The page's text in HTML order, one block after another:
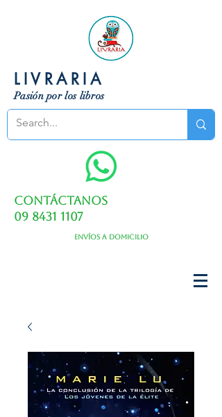
LIVRARIA
Pasión por los libros
Contáctanos
09 8431 1107
Envíos a domicilio